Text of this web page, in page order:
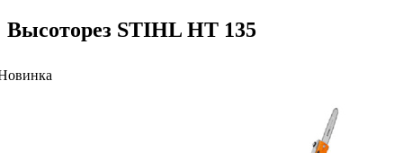
Высоторез STIHL HT 135